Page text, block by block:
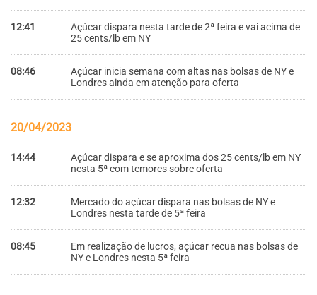
12:41
Açúcar dispara nesta tarde de 2ª feira e vai acima de
25 cents/lb em NY
08:46
Açúcar inicia semana com altas nas bolsas de NY e
Londres ainda em atenção para oferta
20/04/2023
14:44
Açúcar dispara e se aproxima dos 25 cents/lb em NY
nesta 5ª com temores sobre oferta
12:32
Mercado do açúcar dispara nas bolsas de NY e
Londres nesta tarde de 5ª feira
08:45
Em realização de lucros, açúcar recua nas bolsas de
NY e Londres nesta 5ª feira